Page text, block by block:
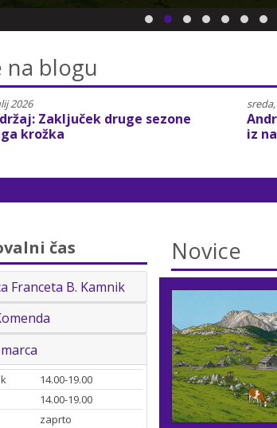
na blogu
2026
Zaključek druge sezone
krožka
iz
Novice
čas
Franceta B. Kamnik
14.00-19.00
14.00-19.00
zaprto